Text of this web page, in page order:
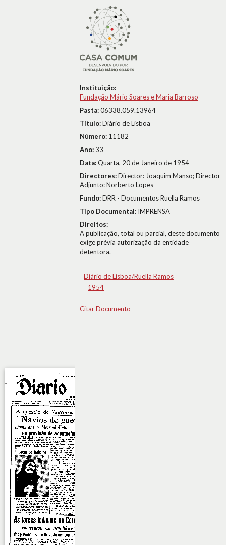
Instituição:
Fundação Mário Soares e Maria Barroso
Pasta:06338.059.13964
Título:Diário de Lisboa
Número: 11182
Ano:33
Data:Quarta, 20 de Janeiro de 1954
Directores:Director: Joaquim Manso; Director
Adjunto: Norberto Lopes
Fundo:DRR - Documentos Ruella Ramos
Tipo Documental: IMPRENSA
Direitos:
A publicação, total ou parcial, deste documento
exige prévia autorização da entidade
detentora.
Diário de Lisboa/Ruella Ramos
1954
Citar Documento